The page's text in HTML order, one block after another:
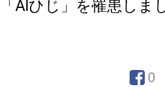
「AIひじ」を罹患しま
0